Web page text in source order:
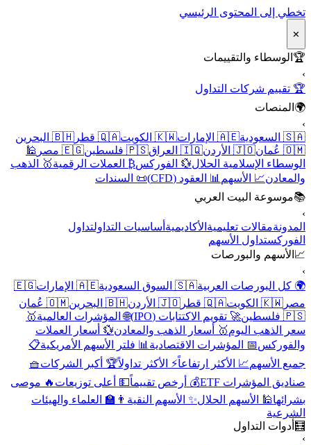
تخطي إلى المحتوى الرئيسي
✕
🏆 الوسطاء والتقييمات
›
🏆 تقييم شركات التداول
🌍 المنصات
›
🇸🇦 السعودية
🇦🇪 الإمارات 🇰🇼 الكويت 🇶🇦 قطر
🇧🇭 البحرين
🇴🇲 عُمان
🇯🇴 الأردن 🇮🇶 العراق 🇵🇸 فلسطين 🇪🇬 مصر
🕌
الوسطاء الإسلامية الحلال💱 الفوركس₿ العملات الرقمية🥇 الذهب
والمعادن📈 الأسهم 📊 العقود (CFD)
📜 السندات
📚موسوعة البيت العربي
›
المدونةمقالات تعليمية الأكاديمية أساسيات التداولتداول
الفوركستداول الأسهم
📈 الأسهم والبورصات
›
🌍 كل البورصات العربية🇸🇦 السوق السعودية 🇦🇪 الإمارات
🇪🇬
مصر 🇰🇼 الكويت 🇶🇦 قطر 🇯🇴 الأردن 🇧🇭 البحرين
🇴🇲 عُمان
🇵🇸 فلسطين
🚀 تقويم الاكتتابات (IPO) 🌐 المؤشرات العالمية🥇
سعر الذهب اليوم🥇 أسعار الذهب والمعادن💱 أسعار العملات
والفوركس📅 المؤشرات الاقتصادية 📊 فلتر الأسهم الأمريكية📋
جميع الأسهم📈 الأكثر ارتفاعاً⚡ الأكثر تداولاً🏆 أكبر الشركات🧺
صناديق المؤشرات ETF
💰 أرخص تقييماً💵 أعلى توزيعات 🔥 موصى
بشرائها🕌 الأسهم الحلال✨ الأسهم النقية 👨‍🏫 العلماء والهيئات
الشرعية
🧮 أدوات التداول
›